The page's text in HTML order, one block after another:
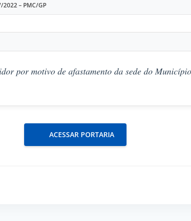
2022 – PMC/GP
por motivo de afastamento da sede do
ACESSAR PORTARIA